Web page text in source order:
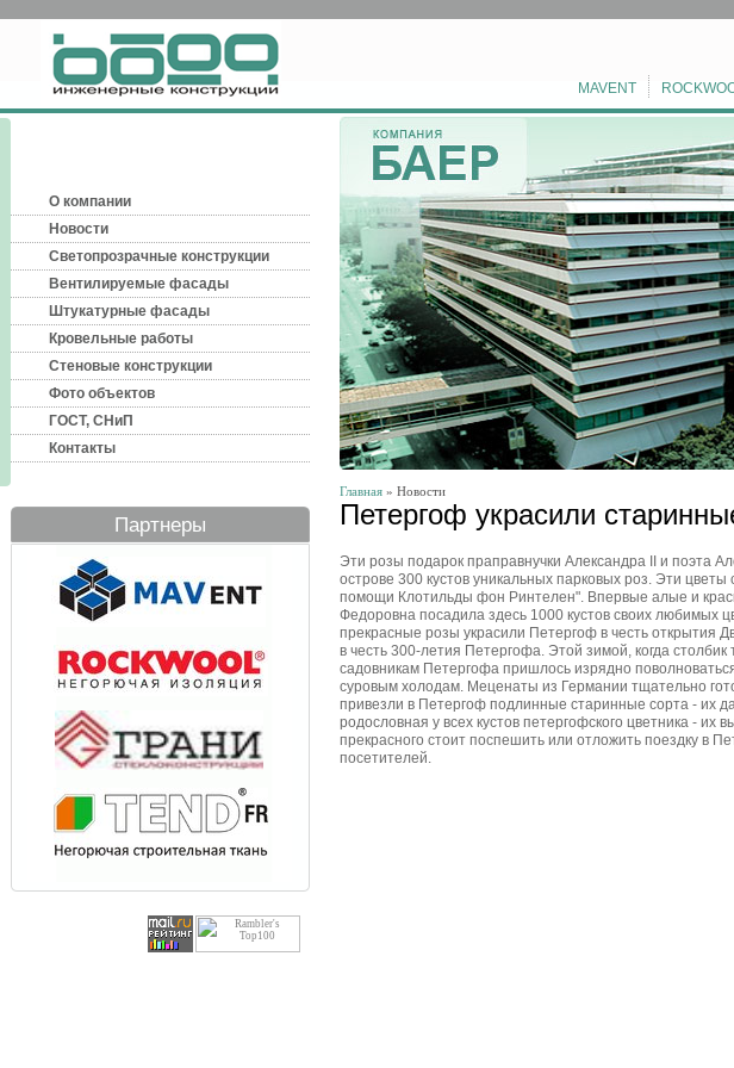
MAVENT
О компании
Новости
Светопрозрачные конструкции
Вентилируемые фасады
Штукатурные фасады
Кровельные работы
Стеновые конструкции
Фото объектов
ГОСТ, СНиП
Контакты
Партнеры
Главная » Новости
Петергоф украсили
Эти розы подарок праправнучки Александра II и поэта
острове 300 кустов уникальных парковых роз. Эти
помощи Клотильды фон Ринтелен". Впервые алые и
Федоровна посадила здесь 1000 кустов своих любимых
прекрасные розы украсили Петергоф в честь открытия
в честь 300-летия Петергофа. Этой зимой, когда
садовникам Петергофа пришлось изрядно
суровым холодам. Меценаты из Германии тщательно
привезли в Петергоф подлинные старинные сорта - их
родословная у всех кустов петергофского цветника -
прекрасного стоит поспешить или отложить поездку в
посетителей.